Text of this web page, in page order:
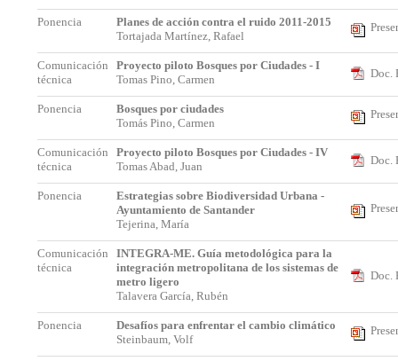
Ponencia
Planes de acción contra el ruido 2011-2015
Tortajada Martínez, Rafael
Comunicación
técnica
Proyecto piloto Bosques por Ciudades - I
Tomas Pino, Carmen
Doc.
Ponencia
Bosques por ciudades
Tomás Pino, Carmen
Comunicación
técnica
Proyecto piloto Bosques por Ciudades - IV
Tomas Abad, Juan
Doc.
Ponencia
Estrategias sobre Biodiversidad Urbana -
Ayuntamiento de Santander
Tejerina, María
Comunicación
técnica
INTEGRA-ME. Guía metodológica para la
integración metropolitana de los sistemas de
metro ligero
Talavera García, Rubén
Doc.
Ponencia
Desafíos para enfrentar el cambio climático
Steinbaum, Volf